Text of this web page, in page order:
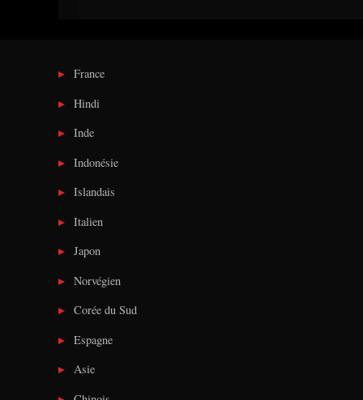
France
Hindi
Inde
Indonésie
Islandais
Italien
Japon
Norvégien
Corée du Sud
Espagne
Asie